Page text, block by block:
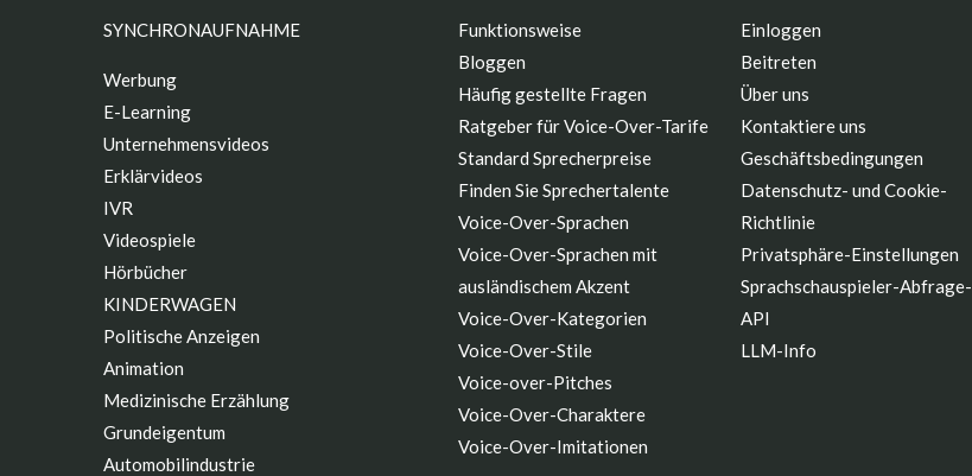
SYNCHRONAUFNAHME
Werbung
E-Learning
Unternehmensvideos
Erklärvideos
IVR
Videospiele
Hörbücher
KINDERWAGEN
Politische Anzeigen
Animation
Medizinische Erzählung
Grundeigentum
Automobilindustrie
Funktionsweise
Bloggen
Häufig gestellte Fragen
Ratgeber für Voice-Over-Tarife
Standard Sprecherpreise
Finden Sie Sprechertalente
Voice-Over-Sprachen
Voice-Over-Sprachen mit
ausländischem Akzent
Voice-Over-Kategorien
Voice-Over-Stile
Voice-over-Pitches
Voice-Over-Charaktere
Voice-Over-Imitationen
Einloggen
Beitreten
Über uns
Kontaktiere uns
Geschäftsbedingungen
Datenschutz- und Cookie-
Richtlinie
Privatsphäre-Einstellungen
Sprachschauspieler-Abfrage-
API
LLM-Info